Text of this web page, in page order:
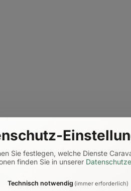
Sie festlegen, welche Dienste
finden Sie in unserer
Technisch notwendig (immer erforderlich)